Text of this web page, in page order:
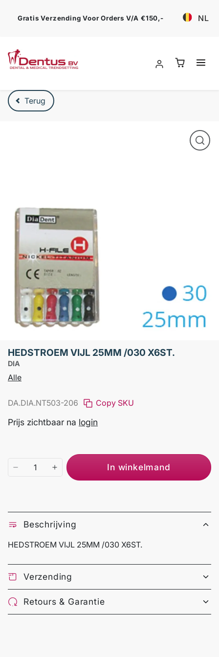
Gratis Verzending Voor Orders V/a €150,- NL
Verder naar product beschrijving
Terug
HEDSTROEM VIJL 25MM /030 X6ST.
DIA
Alle
DA.DIA.NT503-206 Copy SKU
Prijs zichtbaar na login
In winkelmand
Beschrijving
HEDSTROEM VIJL 25MM /030 X6ST.
Verzending
Retours & Garantie